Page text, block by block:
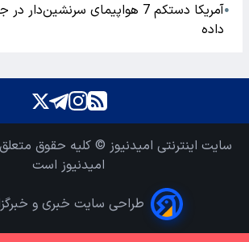
●
آمریکا دستکم 7 هواپیمای
داده
سایت اینترنتی امیدنیوز © کلیه حقوق
امیدنیوز است
طراحی سایت خبری و